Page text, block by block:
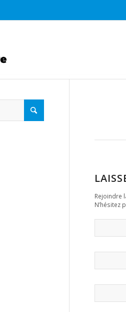
Rejoindre
N’hésitez